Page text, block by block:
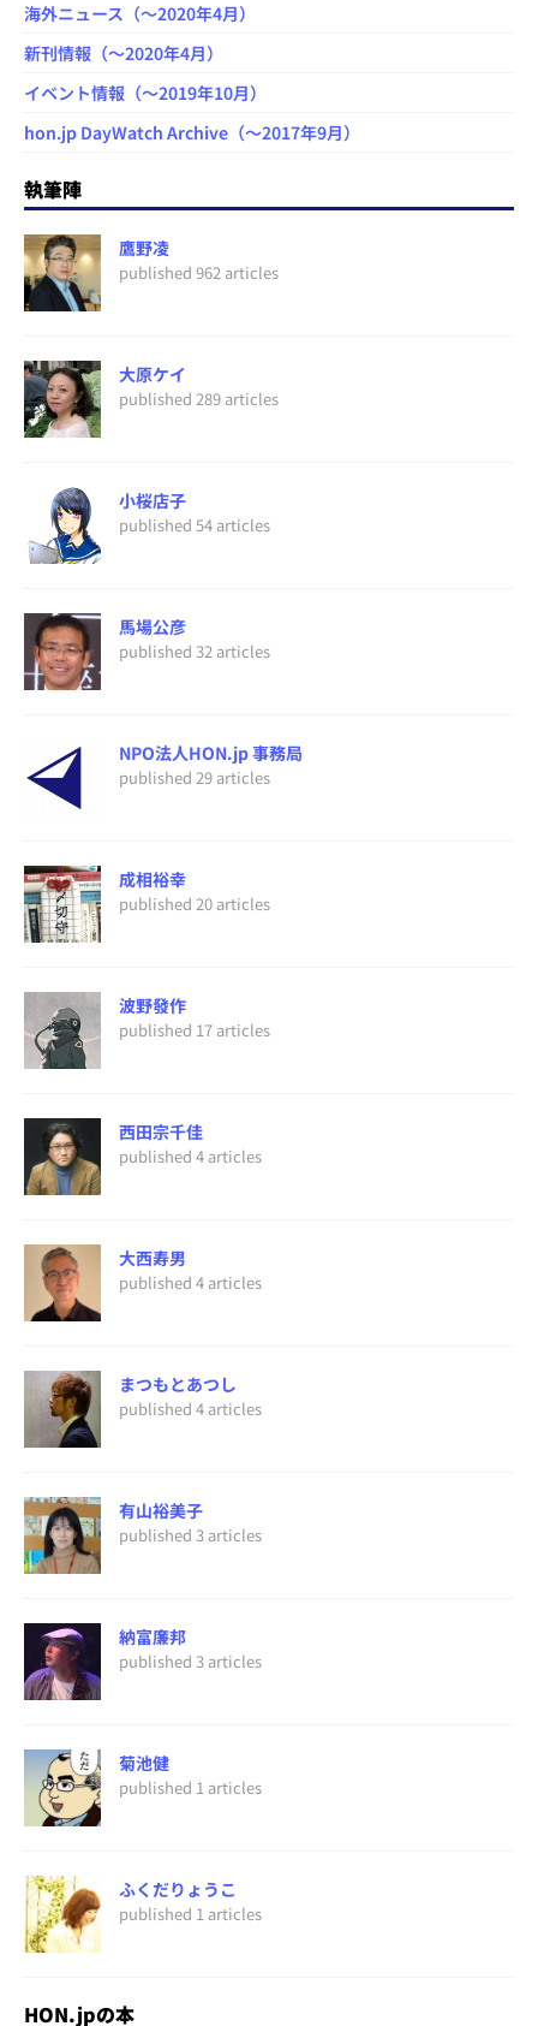
海外ニュース（～2020年4月）
新刊情報（～2020年4月）
イベント情報（～2019年10月）
hon.jp DayWatch Archive（～2017年9月）
執筆陣
鷹野凌
published 962 articles
大原ケイ
published 289 articles
小桜店子
published 54 articles
馬場公彦
published 32 articles
NPO法人HON.jp 事務局
published 29 articles
成相裕幸
published 20 articles
波野發作
published 17 articles
西田宗千佳
published 4 articles
大西寿男
published 4 articles
まつもとあつし
published 4 articles
有山裕美子
published 3 articles
納富廉邦
published 3 articles
菊池健
published 1 articles
ふくだりょうこ
published 1 articles
HON.jpの本